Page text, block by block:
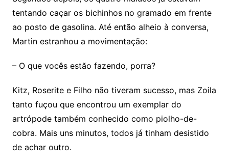
tentando caçar os bichinhos no gramado em frente
ao posto de gasolina. Até então alheio à conversa,
Martin estranhou a movimentação:
– O que vocês estão fazendo, porra?
Kitz, Roserite e Filho não tiveram sucesso, mas Zoila
tanto fuçou que encontrou um exemplar do
artrópode também conhecido como piolho-de-
cobra. Mais uns minutos, todos já tinham desistido
de achar outro.